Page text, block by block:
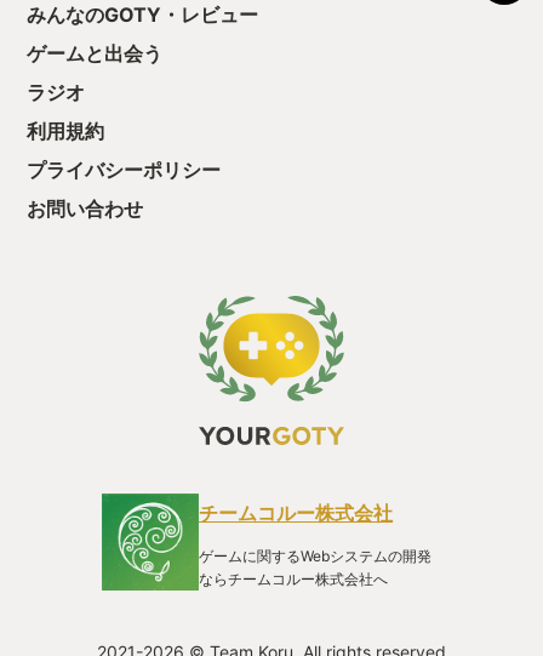
われて、大人になった今ならパーソナリティの方の様に楽しめ
るのでは？否、同じ様に楽しみたい！そう思っている自分がい
た。 そんな時出会ったのが私が今回yourGOTYに選ぶ
『BIOHAZARD Remake Trilogy』 『BIOHAZARD Remake
セット販売されているものでした。 『BIOHAZARD Remake
の時代に通用するホラー体験”へと再構築するカプコンのこだわ
りの強さである。どの作品も物語の骨格はそのままに、映像表
現や操作性を大胆に現代化し、私のような初プレイでも往年の
突然の物音が心臓を跳ね上がらせる。単なる驚かしではなく、
プレイヤー自身に「安全と危険の境目」を常に考えさせること
で、緊張感がずっと持続していた。また、リメイクによってキ
ャラクター描写が深まり、登場人物の表情や仕草から伝わる感
情が物語への没入感をより強めている。 操作面では、当時の難
手応えが両立されており、ストレスを感じることなく恐怖の世
った。 不安と期待の中始めた『BIOHAZARD Remake Trilogy』
そんな気持ちはプレイして直ぐに消え、感動と興奮とワクワク
で時間を忘れて当時ゲーム大好きだった子供の様に夢中にな
り、一気に三作を通してプレイし終えた時、当時感じた、ただ
怖かっただけではなく、“生き延びた達成感”と“『ゲームなんと
みんなのGOTY・レビュー
ゲームと出会う
ラジオ
利用規約
プライバシーポリシー
お問い合わせ
チームコルー株式会社
ゲームに関するWebシステムの開発
ならチームコルー株式会社へ
2021-2026 © Team Koru. All rights reserved